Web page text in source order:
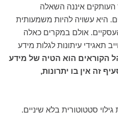
איננה השאלה
היא עשויה להיות משמעותית
אולם במקרים כאלה
תאגידי עיתונות לגלות מידע
הקוראים הוא הטיה של מידע
זה אין בו יתרונות,
סטטוטורית בלא שיניים.